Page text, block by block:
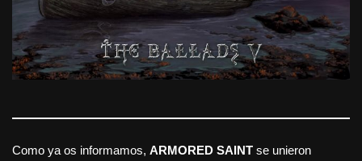
Como ya os informamos, ARMORED SAINT se unieron